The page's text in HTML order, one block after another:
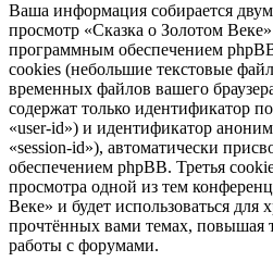
Ваша информация собирается
просмотр «Сказка о Золотом
программным обеспечением
cookies (небольшие текстовые
временных файлов вашего
содержат только идентификатор
«user-id») и идентификатор
«session-id»), автоматически
обеспечением phpBB. Третья
просмотра одной из тем
Веке» и будет использоваться
прочтённых вами темах, повышая
работы с форумами.